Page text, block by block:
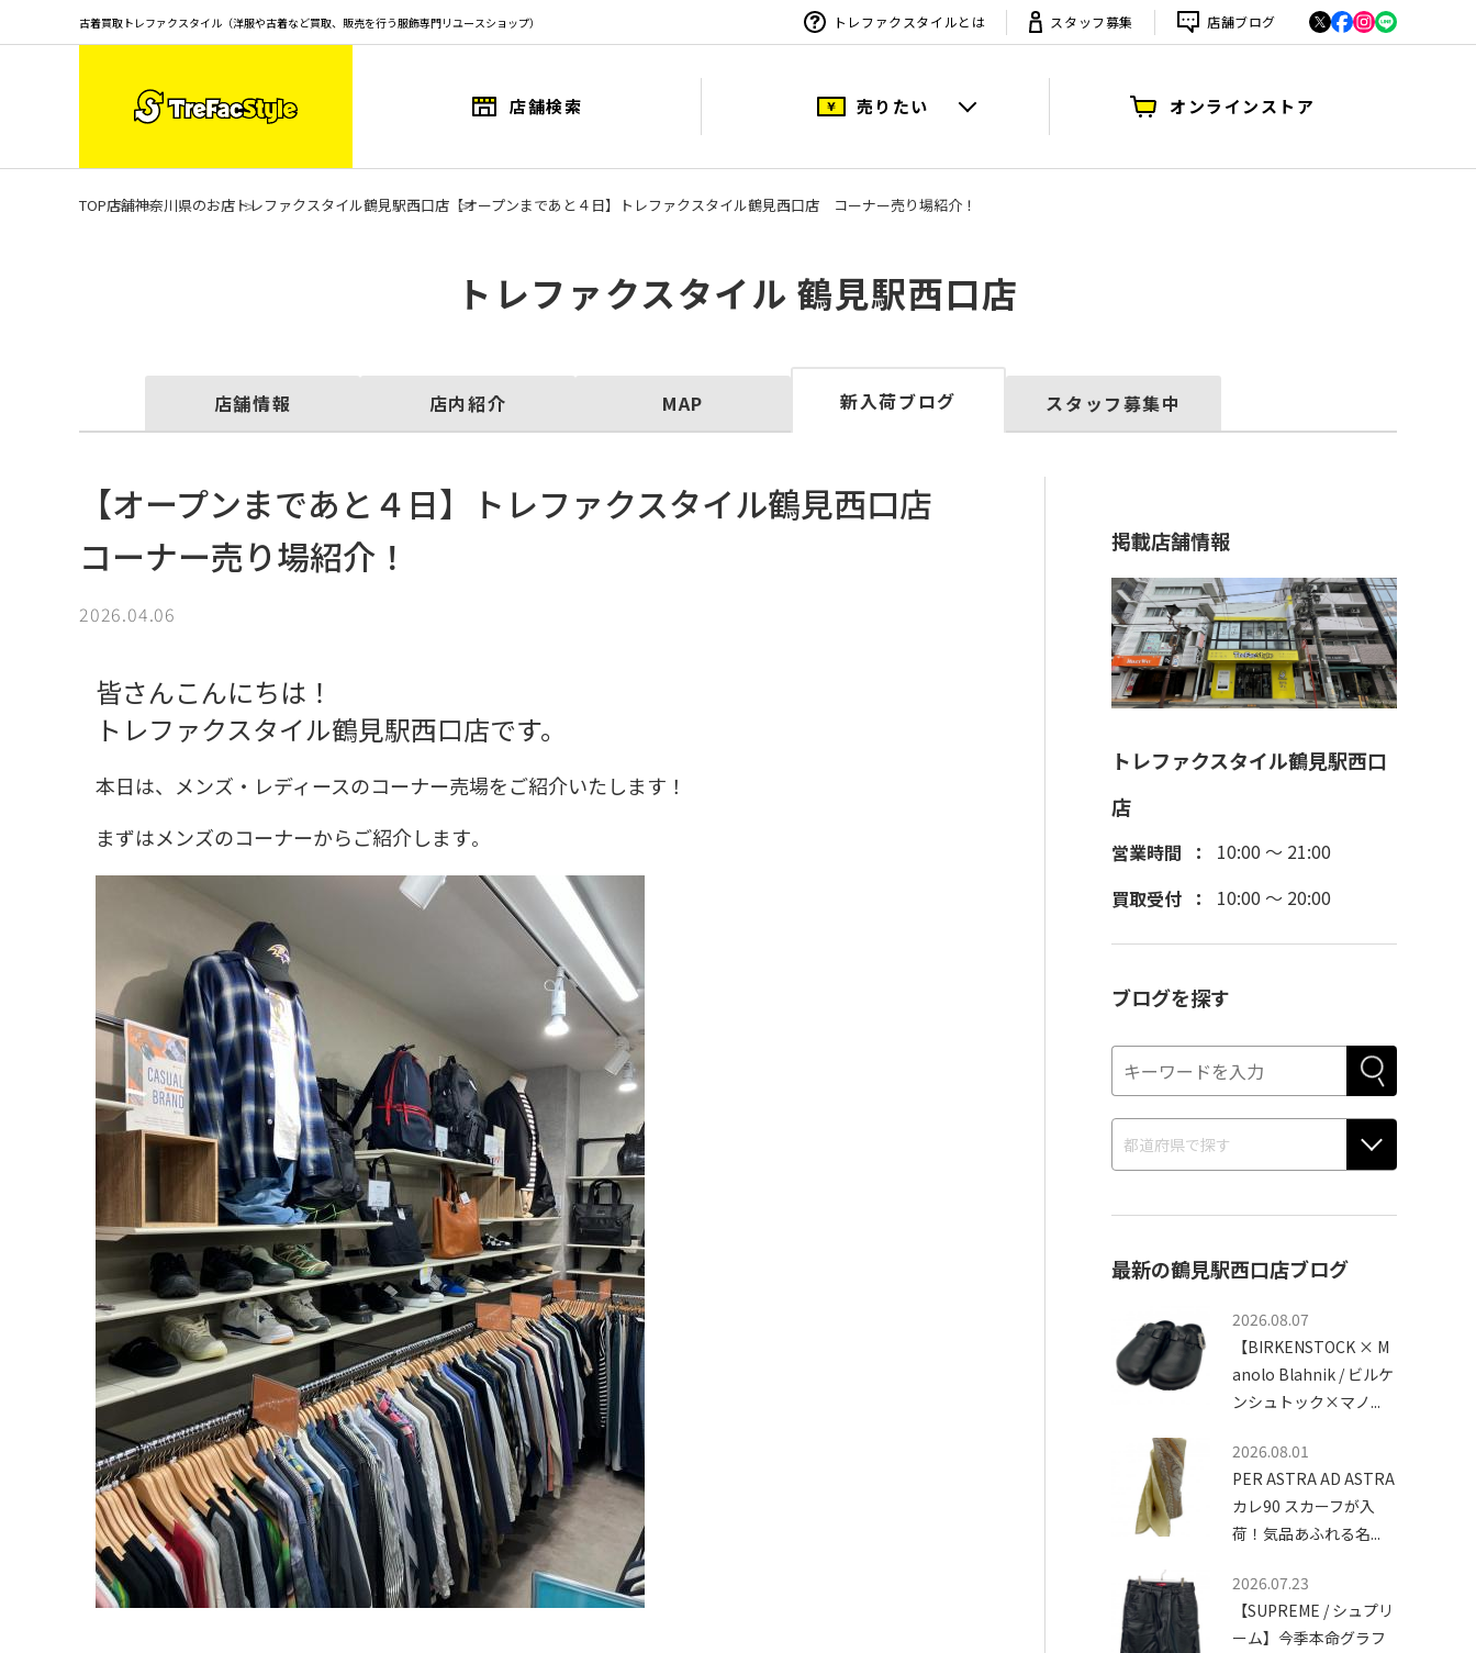
古着買取トレファクスタイル（洋服や古着など買取、販売を行う服飾専門リユースショップ） トレファクスタイルとは スタッフ募集 店舗ブログ
店舗検索 売りたい オンラインストア
TOP店舗神奈川県のお店 トレファクスタイル鶴見駅西口店 【オープンまであと４日】トレファクスタイル鶴見西口店 コーナー売り場紹介！
トレファクスタイル 鶴見駅西口店
店舗情報 店内紹介 MAP 新入荷ブログ スタッフ募集中
【オープンまであと４日】トレファクスタイル鶴見西口店
コーナー売り場紹介！
2026.04.06
皆さんこんにちは！
トレファクスタイル鶴見駅西口店です。
本日は、メンズ・レディースのコーナー売場をご紹介いたします！
まずはメンズのコーナーからご紹介します。
掲載店舗情報
トレファクスタイル鶴見駅西口
店
営業時間
10:00 ～ 21:00
買取受付
10:00 ～ 20:00
ブログを探す
最新の鶴見駅西口店ブログ
2026.08.07
【BIRKENSTOCK × M
anolo Blahnik / ビルケ
ンシュトック×マノ...
2026.08.01
PER ASTRA AD ASTRA
カレ90 スカーフが入
荷！気品あふれる名...
2026.07.23
【SUPREME / シュプリ
ーム】今季本命グラフ